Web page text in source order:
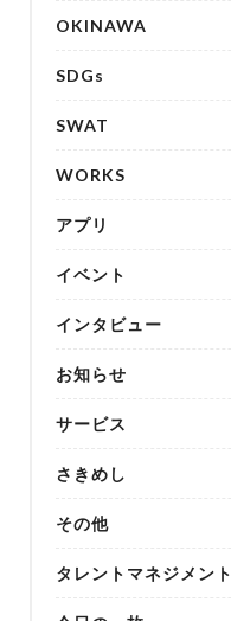
OKINAWA
SDGs
SWAT
WORKS
アプリ
イベント
インタビュー
お知らせ
サービス
さきめし
その他
タレントマネジメント